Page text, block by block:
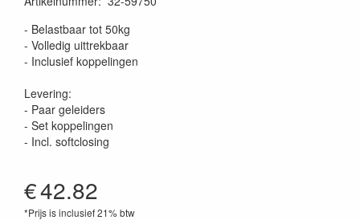
- Belastbaar tot 50kg
- Volledig uittrekbaar
- Inclusief koppelingen
Levering:
- Paar geleiders
- Set koppelingen
- Incl. softclosing
€42.82
*Prijs is inclusief 21% btw